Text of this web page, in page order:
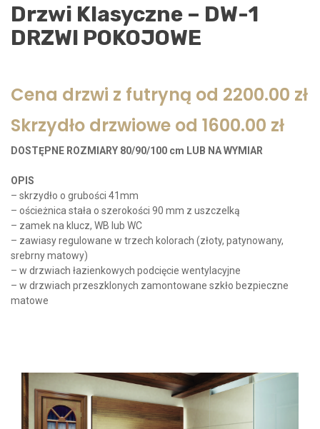
Drzwi Klasyczne – DW-1
DRZWI POKOJOWE
Cena drzwi z futryną od 2200.00 zł
Skrzydło drzwiowe od 1600.00 zł
DOSTĘPNE ROZMIARY 80/90/100 cm LUB NA WYMIAR
OPIS
– skrzydło o grubości 41mm
– ościeżnica stała o szerokości 90 mm z uszczelką
– zamek na klucz, WB lub WC
– zawiasy regulowane w trzech kolorach (złoty, patynowany,
srebrny matowy)
– w drzwiach łazienkowych podcięcie wentylacyjne
– w drzwiach przeszklonych zamontowane szkło bezpieczne
matowe